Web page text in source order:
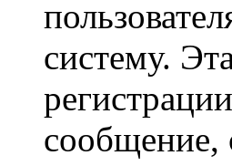
систему.
сообщение,